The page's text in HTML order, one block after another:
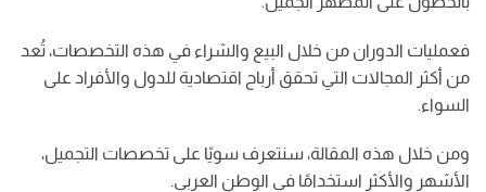
فعمليات الدوران من خلال البيع والشراء في هذه التخصصات، تُعد
من أكثر المجالات التي تحقق أرباح اقتصادية للدول والأفراد على
السواء.
ومن خلال هذه المقالة، سنتعرف سويًا على تخصصات التجميل،
الأشهر والأكثر استخدامًا في الوطن العربي.